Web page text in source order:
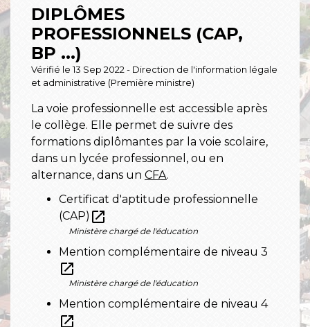
DIPLÔMES
PROFESSIONNELS (CAP,
BP ...)
Vérifié le 13 Sep 2022 - Direction de l'information légale
et administrative (Première ministre)
La voie professionnelle est accessible après
le collège. Elle permet de suivre des
formations diplômantes par la voie scolaire,
dans un lycée professionnel, ou en
alternance, dans un CFA.
Certificat d'aptitude professionnelle
(CAP) open_in_new
Ministère chargé de l'éducation
Mention complémentaire de niveau 3
open_in_new
Ministère chargé de l'éducation
Mention complémentaire de niveau 4
open_in_new